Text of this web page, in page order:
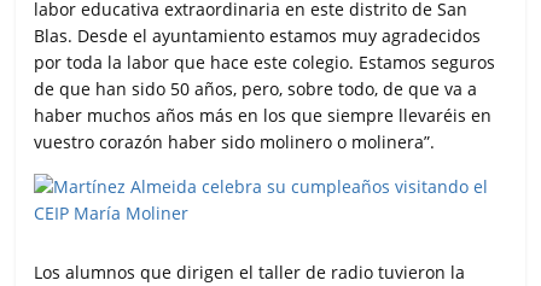
labor educativa extraordinaria en este distrito de San
Blas. Desde el ayuntamiento estamos muy agradecidos
por toda la labor que hace este colegio. Estamos seguros
de que han sido 50 años, pero, sobre todo, de que va a
haber muchos años más en los que siempre llevaréis en
vuestro corazón haber sido molinero o molinera”.
Los alumnos que dirigen el taller de radio tuvieron la